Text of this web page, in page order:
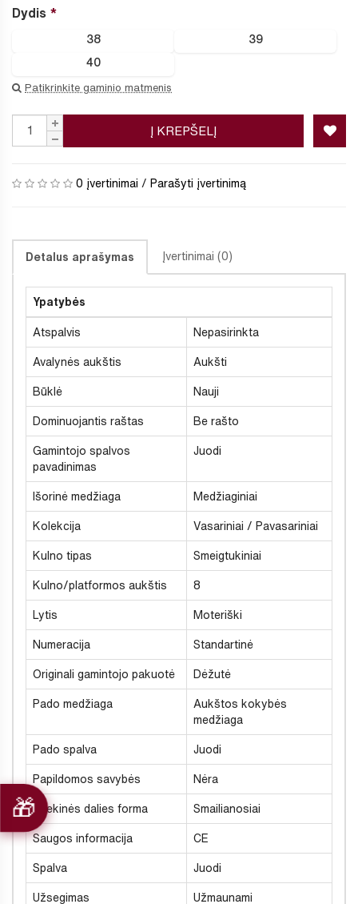
Dydis
38 39
40
Patikrinkite gaminio matmenis
Į KREPŠELĮ
0 įvertinimai / Parašyti įvertinimą
Detalus aprašymas Įvertinimai (0)
Ypatybės
Atspalvis Nepasirinkta
Avalynės aukštis Aukšti
Būklė Nauji
Dominuojantis raštas Be rašto
Gamintojo spalvos
pavadinimas
Juodi
Išorinė medžiaga Medžiaginiai
Kolekcija Vasariniai / Pavasariniai
Kulno tipas Smeigtukiniai
Kulno/platformos aukštis 8
Lytis Moteriški
Numeracija Standartinė
Originali gamintojo pakuotė Dėžutė
Pado medžiaga
Aukštos kokybės
medžiaga
Pado spalva Juodi
Papildomos savybės Nėra
Priekinės dalies forma Smailianosiai
Saugos informacija CE
Spalva Juodi
Užsegimas Užmaunami